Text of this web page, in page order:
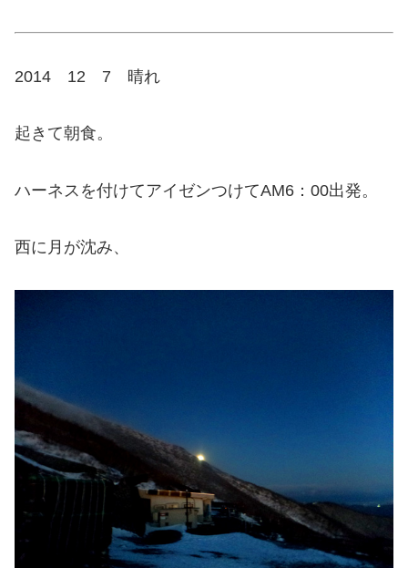
2014 12 7 晴れ
起きて朝食。
ハーネスを付けてアイゼンつけてAM6：00出発。
西に月が沈み、